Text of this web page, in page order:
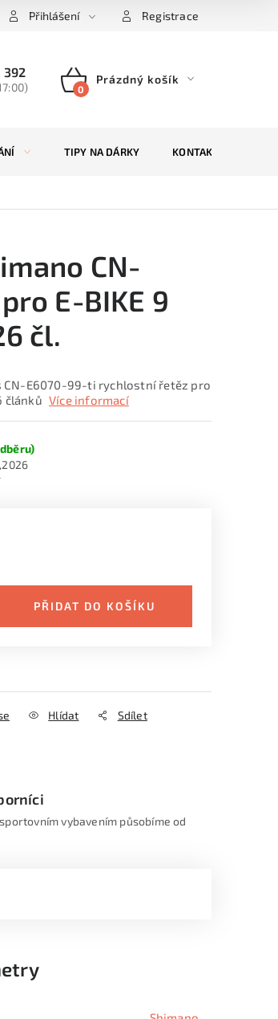
Přihlášení Registrace
392
NÁKUPNÍ
Prázdný košík
TIPY NA DÁRKY KONTAKTY
CN-
E-BIKE 9
čl.
CN-E6070-99-ti rychlostní řetěz pro
článků Více informací
PŘIDAT DO KOŠÍKU
Hlídat Sdílet
vybavením působíme od